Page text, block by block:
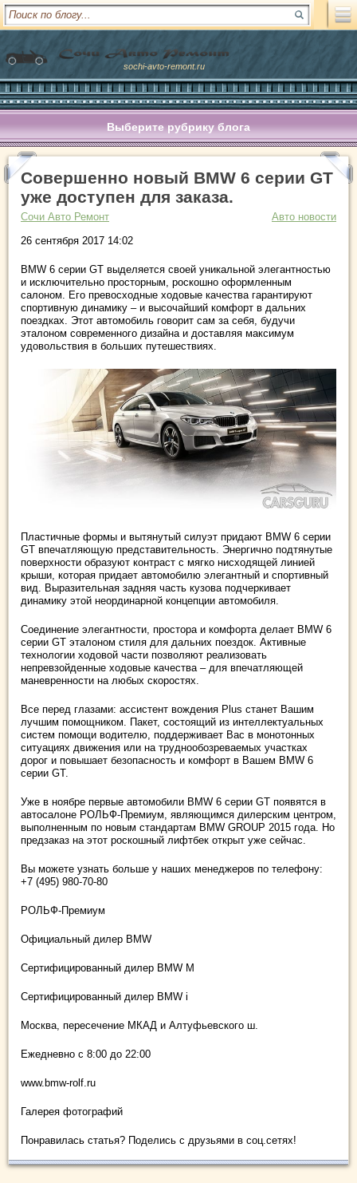
sochi-avto-remont.ru
Выберите рубрику блога
Совершенно новый BMW 6 серии GT
уже доступен для заказа.
Сочи Авто Ремонт
Авто новости
26 сентября 2017 14:02
BMW 6 серии GT выделяется своей уникальной элегантностью
и исключительно просторным, роскошно оформленным
салоном. Его превосходные ходовые качества гарантируют
спортивную динамику – и высочайший комфорт в дальних
поездках. Этот автомобиль говорит сам за себя, будучи
эталоном современного дизайна и доставляя максимум
удовольствия в больших путешествиях.
Пластичные формы и вытянутый силуэт придают BMW 6 серии
GT впечатляющую представительность. Энергично подтянутые
поверхности образуют контраст с мягко нисходящей линией
крыши, которая придает автомобилю элегантный и спортивный
вид. Выразительная задняя часть кузова подчеркивает
динамику этой неординарной концепции автомобиля.
Соединение элегантности, простора и комфорта делает BMW 6
серии GT эталоном стиля для дальних поездок. Активные
технологии ходовой части позволяют реализовать
непревзойденные ходовые качества – для впечатляющей
маневренности на любых скоростях.
Все перед глазами: ассистент вождения Plus станет Вашим
лучшим помощником. Пакет, состоящий из интеллектуальных
систем помощи водителю, поддерживает Вас в монотонных
ситуациях движения или на труднообозреваемых участках
дорог и повышает безопасность и комфорт в Вашем BMW 6
серии GT.
Уже в ноябре первые автомобили BMW 6 серии GT появятся в
автосалоне РОЛЬФ-Премиум, являющимся дилерским центром,
выполненным по новым стандартам BMW GROUP 2015 года. Но
предзаказ на этот роскошный лифтбек открыт уже сейчас.
Вы можете узнать больше у наших менеджеров по телефону:
+7 (495) 980-70-80
РОЛЬФ-Премиум
Официальный дилер BMW
Сертифицированный дилер BMW M
Сертифицированный дилер BMW i
Москва, пересечение МКАД и Алтуфьевского ш.
Ежедневно c 8:00 до 22:00
www.bmw-rolf.ru
Галерея фотографий
Понравилась статья? Поделись с друзьями в соц.сетях!